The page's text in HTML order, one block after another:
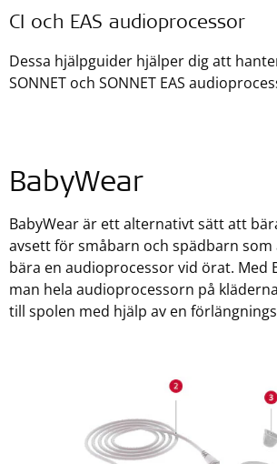
CI och EAS audioprocessor
Dessa hjälpguider hjälper dig att
SONNET och SONNET EAS
BabyWear
BabyWear är ett alternativt sätt att
avsett för småbarn och spädbarn som
bära en audioprocessor vid örat. Med
man hela audioprocessorn på
till spolen med hjälp av en